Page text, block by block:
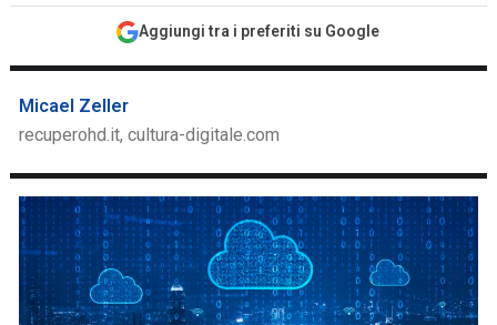
Aggiungi tra i preferiti su Google
Micael Zeller
recuperohd.it, cultura-digitale.com